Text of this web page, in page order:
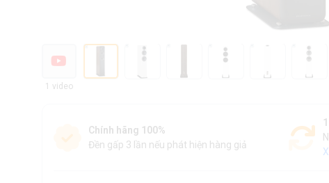
1 video
Chính hãng 100%
Đền gấp 3 lần nếu phát hiện hàng giả